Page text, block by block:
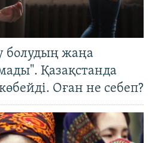
болудың жаңа
Қазақстанда
Оған не себеп?